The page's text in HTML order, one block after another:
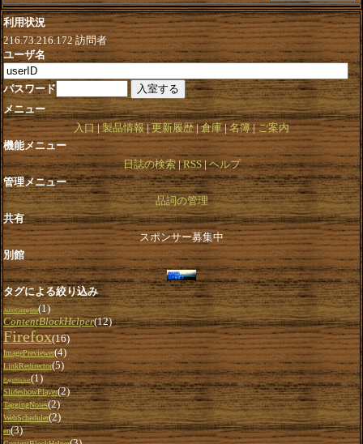
利用状況
216.73.216.172訪問者
ユーザ名
パスワード
メニュー
入口 製品情報 更新履歴 倉庫 名簿 ご案内
機能メニュー
日誌の検索 RSS ヘルプ
管理メニュー
品詞の管理
共有
スポンサー募集中
別館
タグによる絞り込み
AutoComplete(1)
ContentBlockHelper(12)
Firefox(16)
ImagePreviewer(4)
LinkRedirector(5)
PageSticker(1)
SlideshowPlayer(2)
TaggingNotes(2)
WebScheduler(2)
en(3)